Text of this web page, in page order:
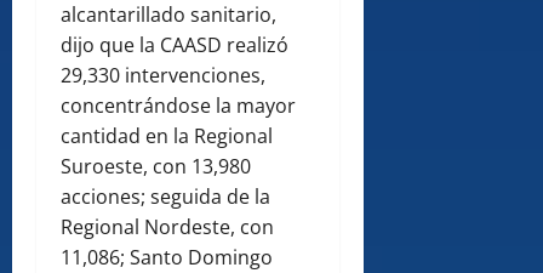
alcantarillado sanitario,
dijo que la CAASD realizó
29,330 intervenciones,
concentrándose la mayor
cantidad en la Regional
Suroeste, con 13,980
acciones; seguida de la
Regional Nordeste, con
11,086; Santo Domingo